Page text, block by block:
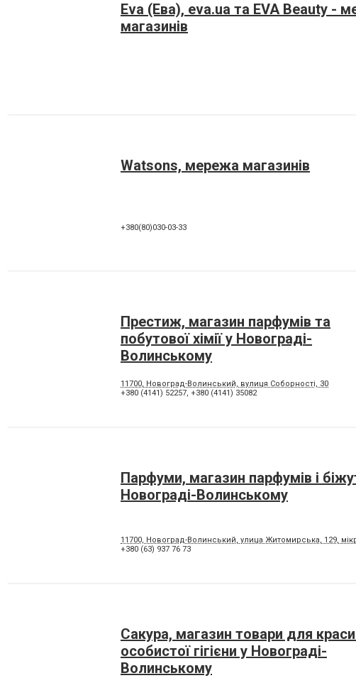
Eva (Ева), eva.ua та EVA Beauty -
магазинів
Watsons, мережа магазинів
+380(80)030-03-33
Престиж, магазин парфумів та
побутової хімії у Новограді-
Волинському
11700, Новоград-Волинський, вулиця Соборності, 30
+380 (4141) 52257, +380 (4141) 35082
Парфуми, магазин парфумів і
Новограді-Волинському
11700, Новоград-Волинський, улица Житомирська, 129,
+380 (63) 937 76 73
Сакура, магазин товари для
особистої гігієни у Новограді-
Волинському